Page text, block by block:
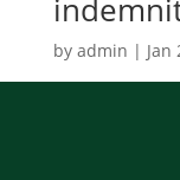
by admin | Jan